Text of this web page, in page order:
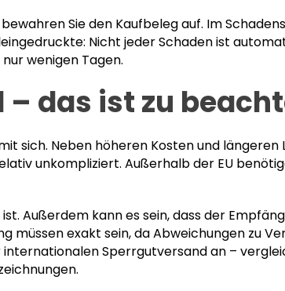
Sie den Kaufbeleg auf. Im
Nicht jeder Schaden ist
wenigen Tagen.
das ist zu
sich. Neben höheren Kosten und längeren
unkompliziert. Außerhalb der EU
Außerdem kann es sein, dass der
müssen exakt sein, da Abweichungen zu
Sperrgutversand an –